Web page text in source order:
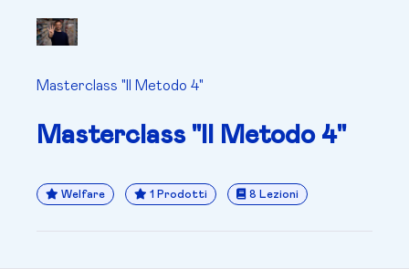
Masterclass "Il Metodo 4"
Masterclass "Il Metodo 4"
Welfare 1 Prodotti 8 Lezioni